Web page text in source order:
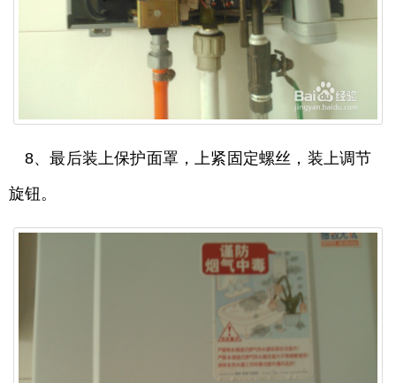
8、最后装上保护面罩，上紧固定螺丝，装上调节
旋钮。